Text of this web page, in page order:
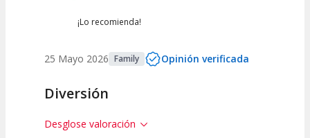
¡Lo recomienda!
25 Mayo 2026 Family Opinión verificada
Diversión
Desglose valoración